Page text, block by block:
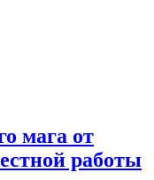
мага от
работы